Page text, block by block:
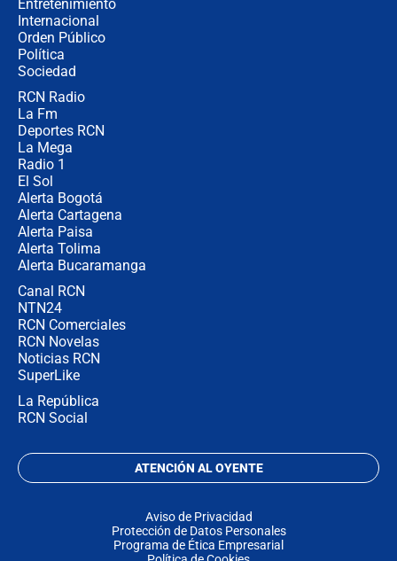
Entretenimiento
Internacional
Orden Público
Política
Sociedad
RCN Radio
La Fm
Deportes RCN
La Mega
Radio 1
El Sol
Alerta Bogotá
Alerta Cartagena
Alerta Paisa
Alerta Tolima
Alerta Bucaramanga
Canal RCN
NTN24
RCN Comerciales
RCN Novelas
Noticias RCN
SuperLike
La República
RCN Social
ATENCIÓN AL OYENTE
Aviso de Privacidad
Protección de Datos Personales
Programa de Ética Empresarial